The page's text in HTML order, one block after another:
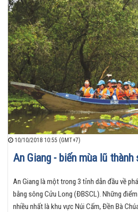
10/10/2018 10:55 (GMT+7)
An Giang - biến mùa lũ
An Giang là một trong 3 tỉnh dẫn đầu về
bằng sông Cửu Long (ĐBSCL). Những
nhiều nhất là khu vực Núi Cấm, Đền Bà